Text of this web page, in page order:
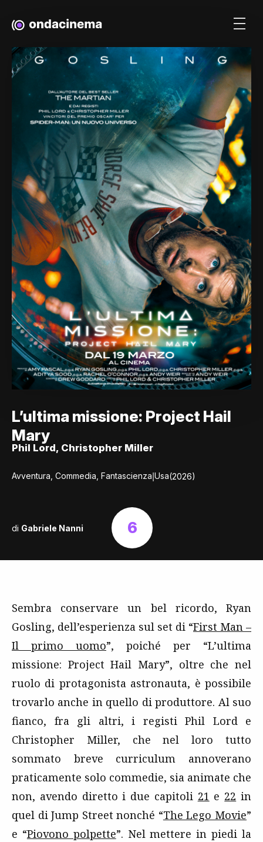
L’ultima missione: Project Hail
Mary
Phil Lord, Christopher Miller
Avventura, Commedia, Fantascienza|Usa(2026)
di Gabriele Nanni 6
Sembra conservare un bel ricordo, Ryan
Gosling, dell’esperienza sul set di “First Man –
Il primo uomo”, poiché per “L’ultima
missione: Project Hail Mary”, oltre che nel
ruolo di protagonista astronauta, è possibile
trovarlo anche in quello di produttore. Al suo
fianco, fra gli altri, i registi Phil Lord e
Christopher Miller, che nel loro tutto
sommato breve curriculum annoverano
praticamente solo commedie, sia animate che
non, avendo diretto i due capitoli 21 e 22 in
quel di Jump Street nonché “The Lego Movie”
e “Piovono polpette”. Nel mettere in piedi la